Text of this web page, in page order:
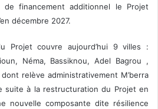
de financement additionnel le Projet
décembre 2027.
Projet couvre aujourd’hui 9 villes :
Néma, Bassiknou, Adel Bagrou ,
dont relève administrativement M’berra
suite à la restructuration du Projet en
nouvelle composante dite résilience